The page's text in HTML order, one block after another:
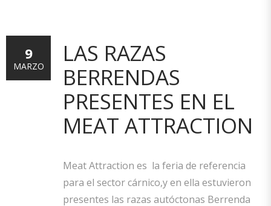
LAS RAZAS
BERRENDAS
PRESENTES EN EL
MEAT ATTRACTION
Meat Attraction es la feria de referencia
para el sector cárnico,y en ella estuvieron
presentes las razas autóctonas Berrenda
9
MARZO